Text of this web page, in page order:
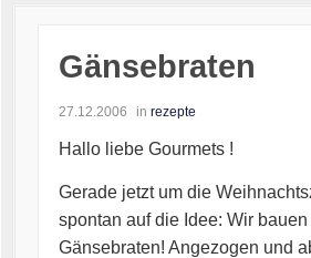
Gänsebraten
27.12.2006 in rezepte
Hallo liebe Gourmets !
Gerade jetzt um die
spontan auf die Idee: Wir
Gänsebraten! Angezogen und